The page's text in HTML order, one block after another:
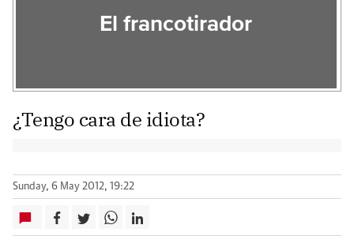
El francotirador
¿Tengo cara de idiota?
Sunday, 6 May 2012, 19:22